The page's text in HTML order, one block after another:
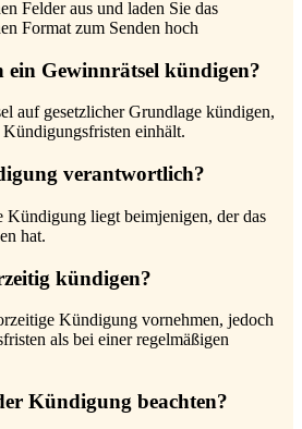
Felder aus und laden Sie das
Format zum Senden hoch
Gewinnrätsel kündigen?
auf gesetzlicher Grundlage kündigen,
einhält.
verantwortlich?
liegt beimjenigen, der das
hat.
kündigen?
Kündigung vornehmen, jedoch
als bei einer regelmäßigen
Kündigung beachten?